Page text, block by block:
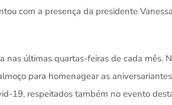
com a presença da presidente
nas últimas quartas-feiras de cada mês.
para homenagear as
19, respeitados também no evento